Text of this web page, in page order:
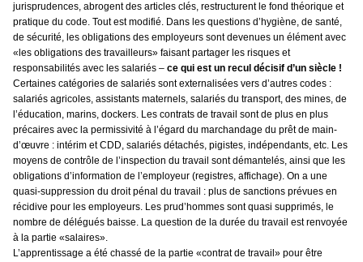
jurisprudences, abrogent des articles clés, restructurent le fond théorique et
pratique du code. Tout est modifié. Dans les questions d’hygiène, de santé,
de sécurité, les obligations des employeurs sont devenues un élément avec
«les obligations des travailleurs» faisant partager les risques et
responsabilités avec les salariés – ce qui est un recul décisif d’un siècle !
Certaines catégories de salariés sont externalisées vers d’autres codes :
salariés agricoles, assistants maternels, salariés du transport, des mines, de
l’éducation, marins, dockers. Les contrats de travail sont de plus en plus
précaires avec la permissivité à l’égard du marchandage du prêt de main-
d’œuvre : intérim et CDD, salariés détachés, pigistes, indépendants, etc. Les
moyens de contrôle de l’inspection du travail sont démantelés, ainsi que les
obligations d’information de l’employeur (registres, affichage). On a une
quasi-suppression du droit pénal du travail : plus de sanctions prévues en
récidive pour les employeurs. Les prud’hommes sont quasi supprimés, le
nombre de délégués baisse. La question de la durée du travail est renvoyée
à la partie «salaires».
L’apprentissage a été chassé de la partie «contrat de travail» pour être